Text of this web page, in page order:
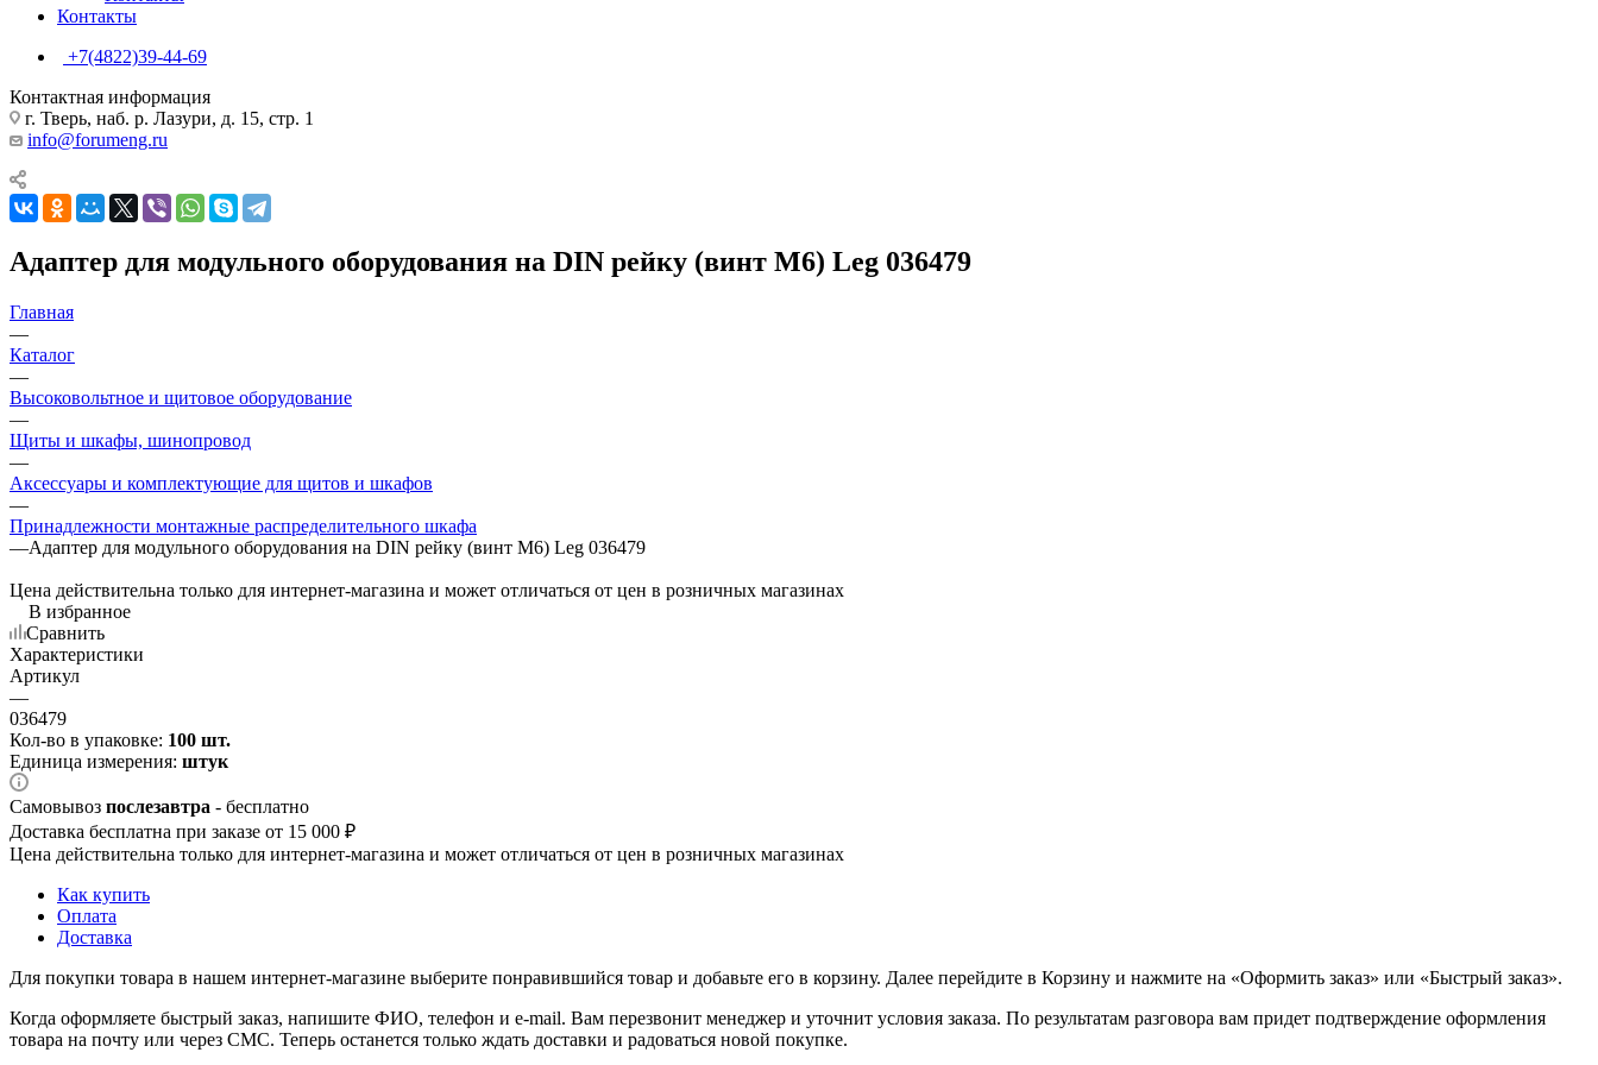
Контакты
+7(4822)39-44-69
Контактная информация
г. Тверь, наб. р. Лазури, д. 15, стр. 1
info@forumeng.ru
Адаптер для модульного оборудования на DIN рейку (винт М6) Leg 036479
Главная
—
Каталог
—
Высоковольтное и щитовое оборудование
—
Щиты и шкафы, шинопровод
—
Аксессуары и комплектующие для щитов и шкафов
—
Принадлежности монтажные распределительного шкафа
—Адаптер для модульного оборудования на DIN рейку (винт М6) Leg 036479
Цена действительна только для интернет-магазина и может отличаться от цен в розничных магазинах
В избранное
Сравнить
Характеристики
Артикул
—
036479
Кол-во в упаковке: 100 шт.
Единица измерения: штук
Самовывоз послезавтра - бесплатно
Доставка бесплатна при заказе от 15 000 ₽
Цена действительна только для интернет-магазина и может отличаться от цен в розничных магазинах
Как купить
Оплата
Доставка
Для покупки товара в нашем интернет-магазине выберите понравившийся товар и добавьте его в корзину. Далее перейдите в Корзину и нажмите на «Оформить заказ» или «Быстрый заказ».
Когда оформляете быстрый заказ, напишите ФИО, телефон и e-mail. Вам перезвонит менеджер и уточнит условия заказа. По результатам разговора вам придет подтверждение оформления
товара на почту или через СМС. Теперь останется только ждать доставки и радоваться новой покупке.